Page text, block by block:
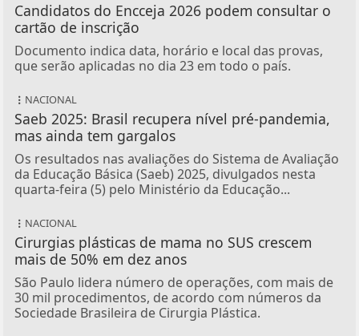
Candidatos do Encceja 2026 podem consultar o
cartão de inscrição
Documento indica data, horário e local das provas,
que serão aplicadas no dia 23 em todo o país.
NACIONAL
Saeb 2025: Brasil recupera nível pré-pandemia,
mas ainda tem gargalos
Os resultados nas avaliações do Sistema de Avaliação
da Educação Básica (Saeb) 2025, divulgados nesta
quarta-feira (5) pelo Ministério da Educação...
NACIONAL
Cirurgias plásticas de mama no SUS crescem
mais de 50% em dez anos
São Paulo lidera número de operações, com mais de
30 mil procedimentos, de acordo com números da
Sociedade Brasileira de Cirurgia Plástica.